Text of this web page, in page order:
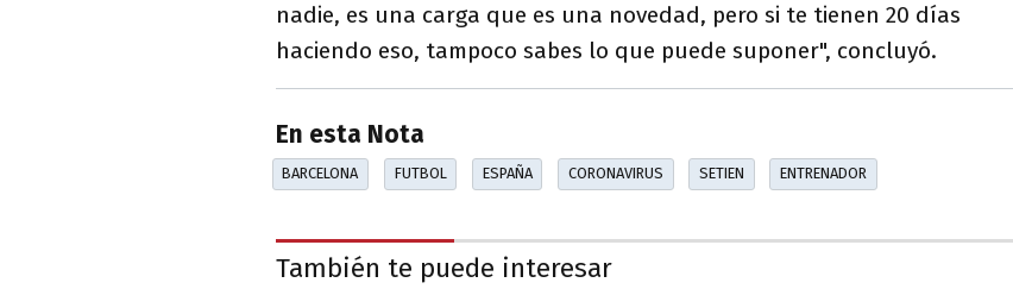
nadie, es una carga que es una novedad, pero si te tienen 20 días
haciendo eso, tampoco sabes lo que puede suponer", concluyó.
En esta Nota
BARCELONA FUTBOL ESPAÑA CORONAVIRUS SETIEN ENTRENADOR
También te puede interesar